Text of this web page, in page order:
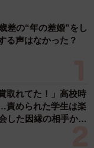
October 20, 2021
ントからは、自
出るアイデアと情
差の“年の差婚”をし
る声はなかった？
取れてた！」高校時
められた学生は楽
した因縁の相手から